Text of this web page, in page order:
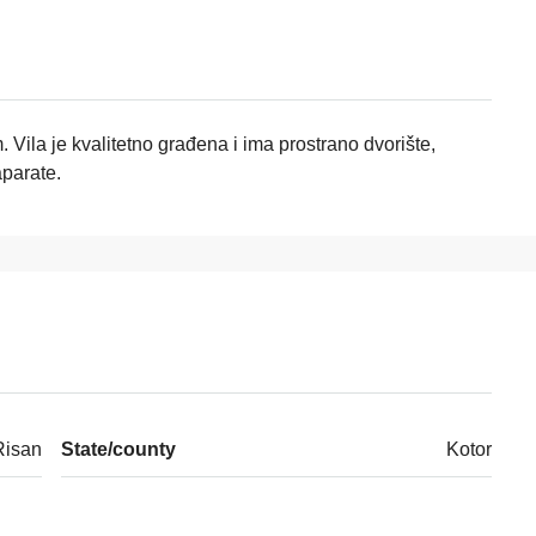
je kvalitetno građena i ima prostrano dvorište,
State/county Kotor